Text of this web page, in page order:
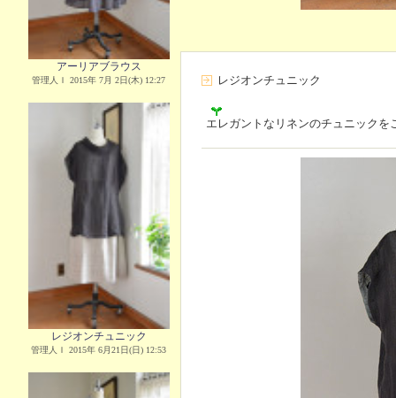
アーリアブラウス
管理人Ｉ 2015年 7月 2日(木) 12:27
レジオンチュニック
管理人Ｉ 2015年 6月21日(日) 12:53
レジオンチュニック
エレガントなリネンのチュニックを